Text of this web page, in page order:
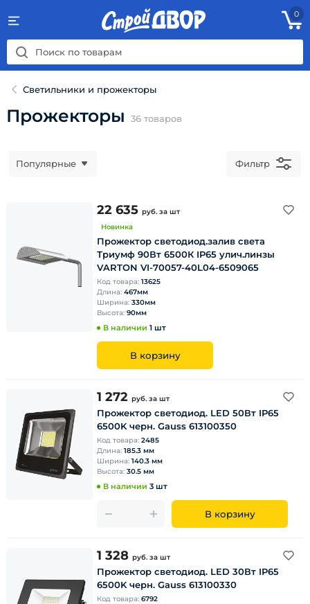
0
Светильники и прожекторы
Прожекторы 36 товаров
Популярные Фильтр
22 635 руб. за шт
Новинка
Прожектор светoдиод.залив света
Триумф 90Вт 6500К IP65 улич.линзы
VARTON VI-70057-40L04-6509065
Код товара: 13625
Длина: 467мм
Ширина: 330мм
Высота: 90мм
В наличии 1 шт
В корзину
1 272 руб. за шт
Прожектор светодиод. LED 50Вт IP65
6500K черн. Gauss 613100350
Код товара: 2485
Длина: 185.3 мм
Ширина: 140.3 мм
Высота: 30.5 мм
В наличии 3 шт
В корзину
1 328 руб. за шт
Прожектор светодиод. LED 30Вт IP65
6500K черн. Gauss 613100330
Код товара: 6792